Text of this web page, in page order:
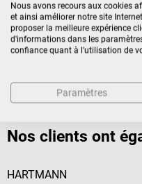
Documents
Avis
Nos clients ont
HARTMANN
Nous avons recours aux cookies
et ainsi améliorer notre site
proposer la meilleure expérience
d'informations dans les
confiance quant à l'utilisation de
Paramètres